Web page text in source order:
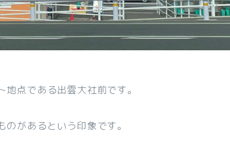
点である出雲大社前です。
があるという印象です。